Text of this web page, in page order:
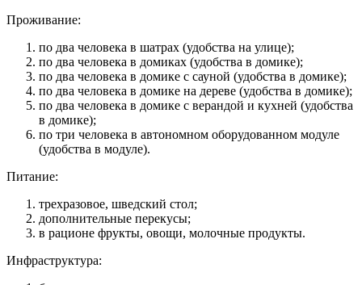
Проживание:
по два человека в шатрах (удобства на улице);
по два человека в домиках (удобства в домике);
по два человека в домике с сауной (удобства в домике);
по два человека в домике на дереве (удобства в домике);
по два человека в домике с верандой и кухней (удобства
в домике);
по три человека в автономном оборудованном модуле
(удобства в модуле).
Питание:
трехразовое, шведский стол;
дополнительные перекусы;
в рационе фрукты, овощи, молочные продукты.
Инфраструктура: